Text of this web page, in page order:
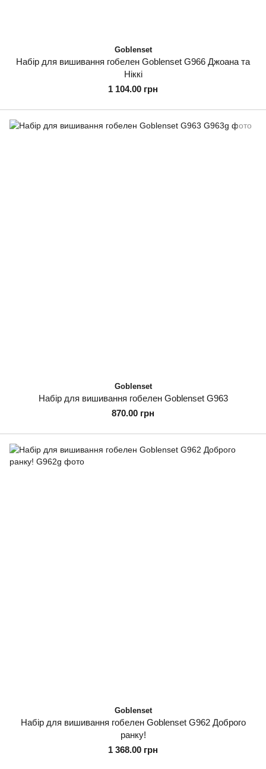
Goblenset
Набір для вишивання гобелен Goblenset G966 Джоана та
Ніккі
1 104.00 грн
Goblenset
Набір для вишивання гобелен Goblenset G963
870.00 грн
Goblenset
Набір для вишивання гобелен Goblenset G962 Доброго
ранку!
1 368.00 грн